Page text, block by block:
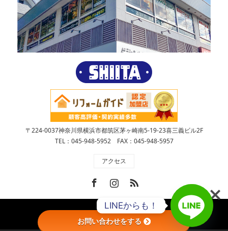
〒224-0037神奈川県横浜市都筑区茅ヶ崎南5-19-23喜三義ビル2F
TEL：045-948-5952 FAX：045-948-5957
アクセス
Copyright ©株式会社SHIITA
お問い合わせをする
LINEからも！